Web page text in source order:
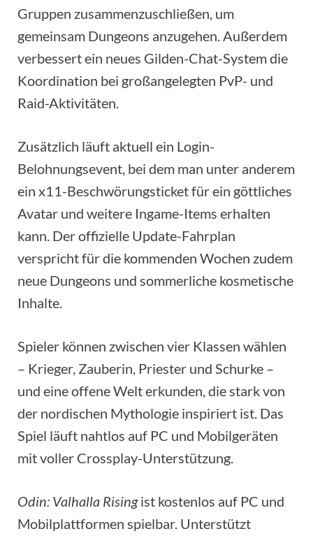
Gruppen zusammenzuschließen, um
gemeinsam Dungeons anzugehen. Außerdem
verbessert ein neues Gilden-Chat-System die
Koordination bei großangelegten PvP- und
Raid-Aktivitäten.
Zusätzlich läuft aktuell ein Login-
Belohnungsevent, bei dem man unter anderem
ein x11-Beschwörungsticket für ein göttliches
Avatar und weitere Ingame-Items erhalten
kann. Der offizielle Update-Fahrplan
verspricht für die kommenden Wochen zudem
neue Dungeons und sommerliche kosmetische
Inhalte.
Spieler können zwischen vier Klassen wählen
– Krieger, Zauberin, Priester und Schurke –
und eine offene Welt erkunden, die stark von
der nordischen Mythologie inspiriert ist. Das
Spiel läuft nahtlos auf PC und Mobilgeräten
mit voller Crossplay-Unterstützung.
Odin: Valhalla Risingist kostenlos auf PC und
Mobilplattformen spielbar. Unterstützt